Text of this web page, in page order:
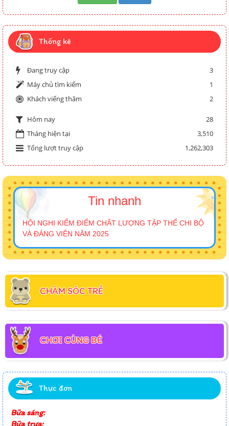
Thống kê
Đang truy cập
3
Máy chủ tìm kiếm
1
Khách viếng thăm
2
Hôm nay
28
Tháng hiện tại
3,510
Tổng lượt truy cập
1,262,303
Tin nhanh
HỘI NGHỊ KIỂM ĐIỂM CHẤT LƯỢNG TẬP THỂ CHI BỘ
VÀ ĐẢNG VIÊN NĂM 2025
CHĂM SÓC TRẺ
CHƠI CÙNG BÉ
Thực đơn
Bữa sáng:
Bữa trưa: